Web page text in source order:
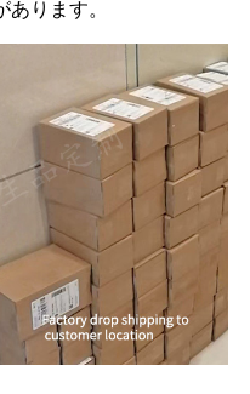
ります。